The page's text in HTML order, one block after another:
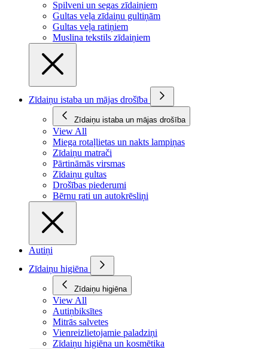
Spilveni un segas zīdaiņiem
Gultas veļa zīdaiņu gultiņām
Gultas veļa ratiņiem
Muslina tekstils zīdaiņiem
Zīdaiņu istaba un mājas drošība
Zīdaiņu istaba un mājas drošība
View All
Miega rotaļlietas un nakts lampiņas
Zīdaiņu matrači
Pārtināmās virsmas
Zīdaiņu gultas
Drošības piederumi
Bērnu rati un autokrēsliņi
Autiņi
Zīdaiņu higiēna
Zīdaiņu higiēna
View All
Autiņbiksītes
Mitrās salvetes
Vienreizlietojamie paladziņi
Zīdaiņu higiēna un kosmētika